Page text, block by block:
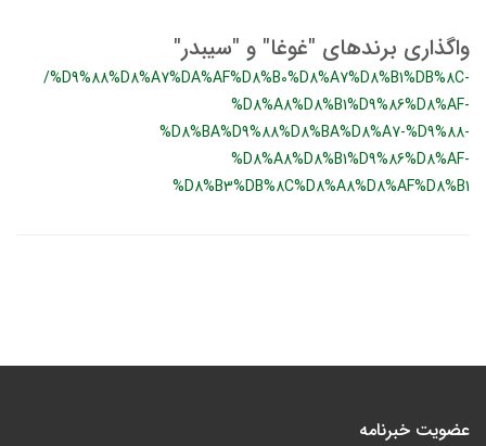
واگذاری برندهای "غوغا" و "سیبدر"
/%D9%88%D8%A7%DA%AF%D8%B0%D8%A7%D8%B1%DB%8C-
%D8%A8%D8%B1%D9%86%D8%AF-
%D8%BA%D9%88%D8%BA%D8%A7-%D9%88-
%D8%A8%D8%B1%D9%86%D8%AF-
%D8%B3%DB%8C%D8%A8%D8%AF%D8%B1
عضویت خبرنامه